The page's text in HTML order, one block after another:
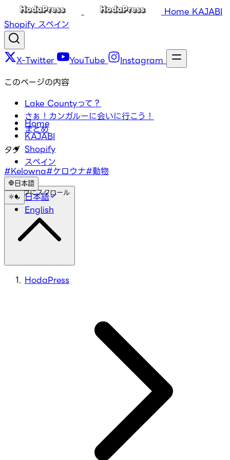
Home KAJABI
Shopify スペイン
X-Twitter YouTube Instagram
Home
KAJABI
Shopify
スペイン
日本語
日本語
English
このページの内容
Lake Countyって？
さぁ！カンガルーに会いに行こう！
まとめ
タグ
#Kelowna#ケロウナ#動物
トップにスクロール
HodaPress